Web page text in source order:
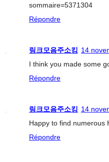
sommaire=5371304
Répondre
링크모음주소킹 14
I think you made some
Répondre
링크모음주소킹 14
Happy to find numerous
Répondre